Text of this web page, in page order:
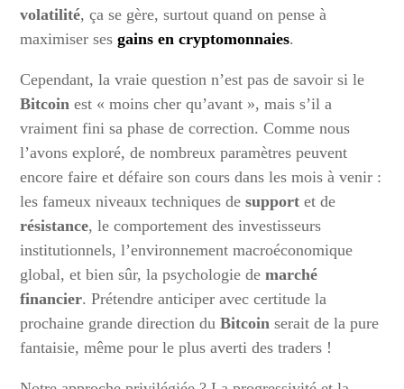
volatilité, ça se gère, surtout quand on pense à
maximiser sesgains en cryptomonnaies.
Cependant, la vraie question n’est pas de savoir si le
Bitcoin est « moins cher qu’avant », mais s’il a
vraiment fini sa phase de correction. Comme nous
l’avons exploré, de nombreux paramètres peuvent
encore faire et défaire son cours dans les mois à venir :
les fameux niveaux techniques desupport et de
résistance, le comportement des investisseurs
institutionnels, l’environnement macroéconomique
global, et bien sûr, la psychologie demarché
financier. Prétendre anticiper avec certitude la
prochaine grande direction duBitcoin serait de la pure
fantaisie, même pour le plus averti des traders !